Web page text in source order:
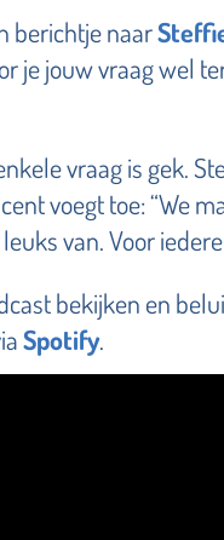
berichtje naar
je jouw vraag wel
vraag is gek.
voegt toe: “We
van. Voor
bekijken en
Spotify.